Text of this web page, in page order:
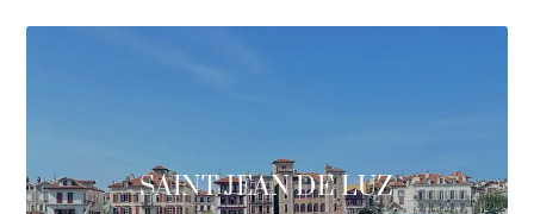
SAINT JEAN DE LUZ